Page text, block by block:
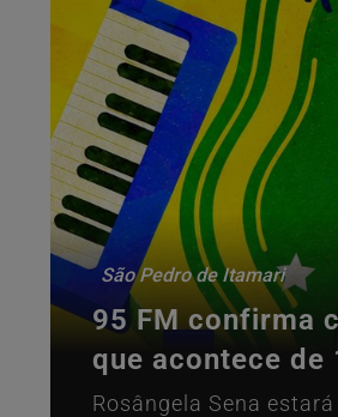
São Pedro de Itamari
95 FM confirma
que acontece de
Rosângela Sena